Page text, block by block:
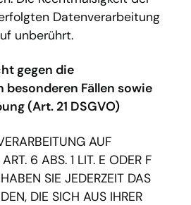
Datenverarbeitung
unberührt.
gegen die
besonderen Fällen sowie
(Art. 21 DSGVO)
AUF
6 ABS. 1 LIT. E ODER F
SIE JEDERZEIT DAS
DIE SICH AUS IHRER